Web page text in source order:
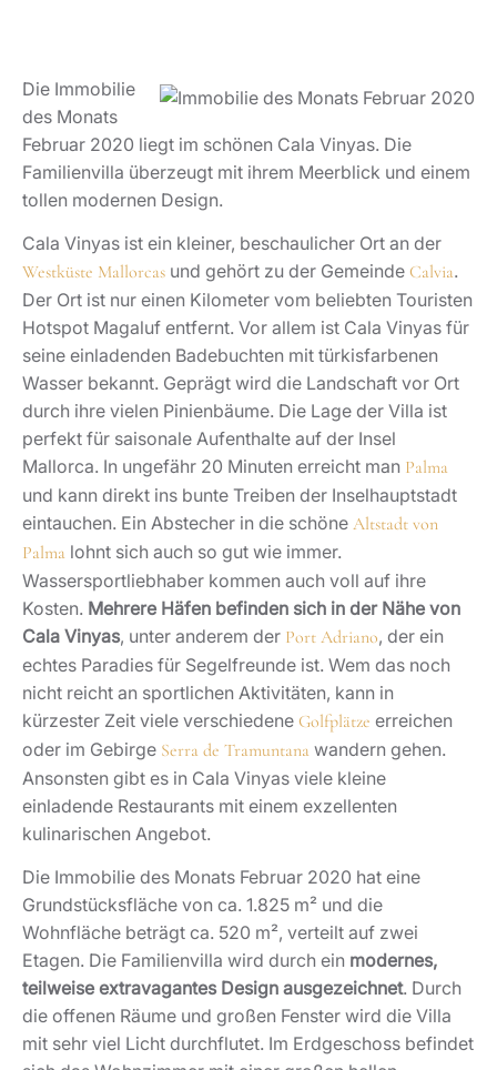
Die Immobilie
des Monats
Februar 2020 liegt im schönen Cala Vinyas. Die
Familienvilla überzeugt mit ihrem Meerblick und einem
tollen modernen Design.
Cala Vinyas ist ein kleiner, beschaulicher Ort an der
Westküste Mallorcas und gehört zu der Gemeinde Calvia.
Der Ort ist nur einen Kilometer vom beliebten Touristen
Hotspot Magaluf entfernt. Vor allem ist Cala Vinyas für
seine einladenden Badebuchten mit türkisfarbenen
Wasser bekannt. Geprägt wird die Landschaft vor Ort
durch ihre vielen Pinienbäume. Die Lage der Villa ist
perfekt für saisonale Aufenthalte auf der Insel
Mallorca. In ungefähr 20 Minuten erreicht man Palma
und kann direkt ins bunte Treiben der Inselhauptstadt
eintauchen. Ein Abstecher in die schöne Altstadt von
Palma lohnt sich auch so gut wie immer.
Wassersportliebhaber kommen auch voll auf ihre
Kosten. Mehrere Häfen befinden sich in der Nähe von
Cala Vinyas, unter anderem der Port Adriano, der ein
echtes Paradies für Segelfreunde ist. Wem das noch
nicht reicht an sportlichen Aktivitäten, kann in
kürzester Zeit viele verschiedene Golfplätze erreichen
oder im Gebirge Serra de Tramuntana wandern gehen.
Ansonsten gibt es in Cala Vinyas viele kleine
einladende Restaurants mit einem exzellenten
kulinarischen Angebot.
Die Immobilie des Monats Februar 2020 hat eine
Grundstücksfläche von ca. 1.825 m² und die
Wohnfläche beträgt ca. 520 m², verteilt auf zwei
Etagen. Die Familienvilla wird durch ein modernes,
teilweise extravagantes Design ausgezeichnet. Durch
die offenen Räume und großen Fenster wird die Villa
mit sehr viel Licht durchflutet. Im Erdgeschoss befindet